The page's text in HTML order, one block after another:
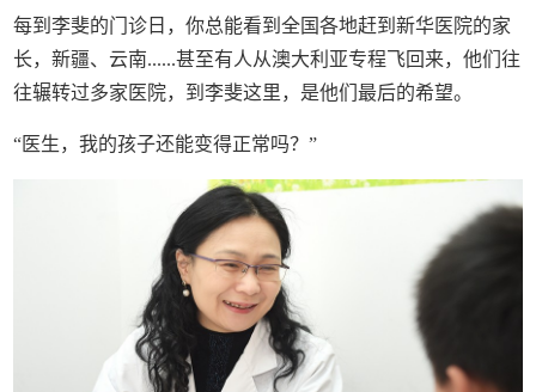
每到李斐的门诊日，你总能看到全国各地赶到新华医院的家
长，新疆、云南......甚至有人从澳大利亚专程飞回来，他们往
往辗转过多家医院，到李斐这里，是他们最后的希望。
“医生，我的孩子还能变得正常吗？”